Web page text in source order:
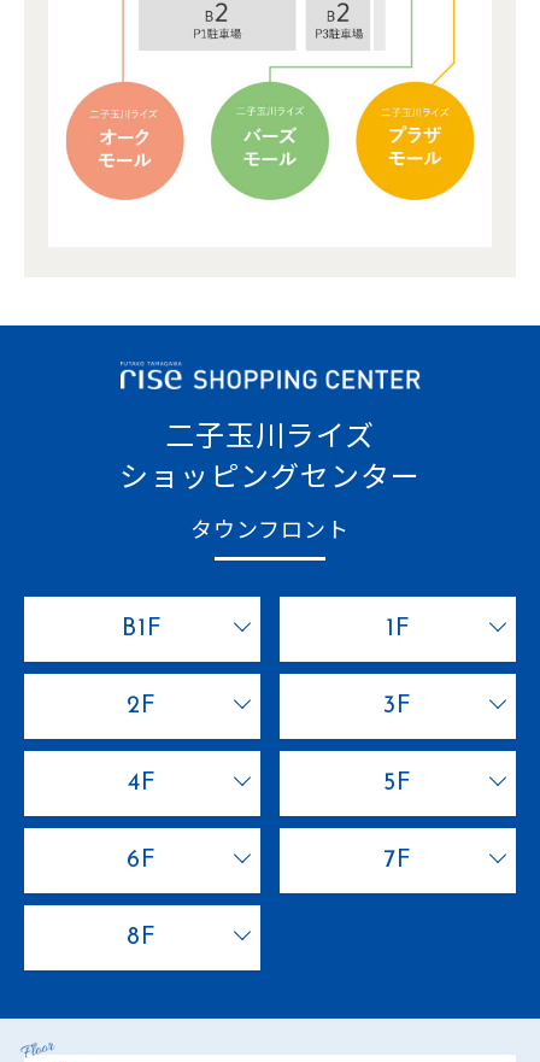
二子玉川ライズ
ショッピングセンター
タウンフロント
B1F 1F
2F 3F
4F 5F
6F 7F
8F